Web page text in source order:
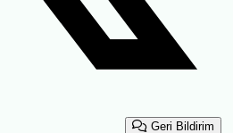
Geri Bildirim